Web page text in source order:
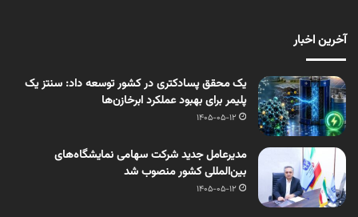
آخرین اخبار
یک محقق پسادکتری در کشور توسعه داد: سنتز یک
پلیمر برای بهبود عملکرد ابرخازن‌ها
1405-05-12
مدیرعامل جدید شرکت سهامی نمایشگاه‌های
بین‌المللی کشور منصوب شد
1405-05-12